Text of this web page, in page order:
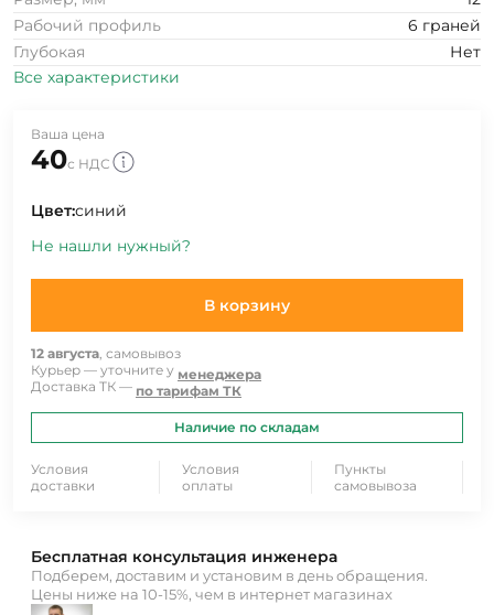
Рабочий профиль
6 граней
Глубокая
Нет
Все характеристики
Ваша цена
40с НДС
Цвет:синий
Не нашли нужный?
В корзину
12 августа, самовывоз
Курьер — уточните у менеджера
Доставка ТК — по тарифам ТК
Наличие по складам
Условия
доставки
Условия
оплаты
Пункты
самовывоза
Бесплатная консультация инженера
Подберем, доставим и установим в день обращения.
Цены ниже на 10-15%, чем в интернет магазинах